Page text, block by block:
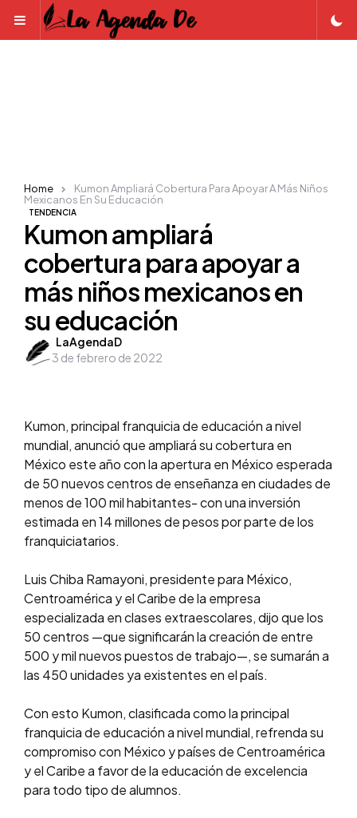
Menu
TENDENCIA
Kumon ampliará
cobertura para apoyar a
más niños mexicanos en
su educación
Posted
by
LaAgendaD
3 de febrero de 2022
Home
Kumon Ampliará Cobertura Para Apoyar A Más Niños
Mexicanos En Su Educación
Kumon, principal franquicia de educación a nivel
mundial, anunció que ampliará su cobertura en
México este año con la apertura en México esperada
de 50 nuevos centros de enseñanza en ciudades de
menos de 100 mil habitantes- con una inversión
estimada en 14 millones de pesos por parte de los
franquiciatarios.
Luis Chiba Ramayoni, presidente para México,
Centroamérica y el Caribe de la empresa
especializada en clases extraescolares, dijo que los
50 centros —que significarán la creación de entre
500 y mil nuevos puestos de trabajo—, se sumarán a
las 450 unidades ya existentes en el país.
Con esto Kumon, clasificada como la principal
franquicia de educación a nivel mundial, refrenda su
compromiso con México y países de Centroamérica
y el Caribe a favor de la educación de excelencia
para todo tipo de alumnos.